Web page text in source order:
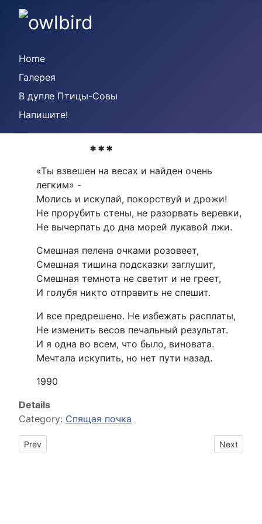
Home
Галерея
В дупле Птицы-Совы
Напишите!
***
«Ты взвешен на весах и найден очень
легким» -
Молись и искупай, покорствуй и дрожи!
Не прорубить стены, не разорвать веревки,
Не вычерпать до дна морей лукавой лжи.
Смешная пелена очками розовеет,
Смешная тишина подсказки заглушит,
Смешная темнота не светит и не греет,
И голубя никто отправить не спешит.
И все предрешено. Не избежать расплаты,
Не изменить весов печальный результат.
И я одна во всем, что было, виновата.
Мечтала искупить, но нет пути назад.
1990
Details
Category: Спящая почка
Previous article: Не надо ждать откровения...
Prev Next
Next